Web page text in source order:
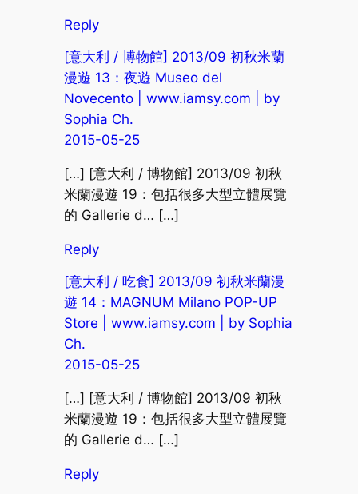
Reply
[意大利 / 博物館] 2013/09 初秋米蘭
漫遊 13：夜遊 Museo del
Novecento | www.iamsy.com | by
Sophia Ch.
2015-05-25
[…] [意大利 / 博物館] 2013/09 初秋
米蘭漫遊 19：包括很多大型立體展覽
的 Gallerie d… […]
Reply
[意大利 / 吃食] 2013/09 初秋米蘭漫
遊 14：MAGNUM Milano POP-UP
Store | www.iamsy.com | by Sophia
Ch.
2015-05-25
[…] [意大利 / 博物館] 2013/09 初秋
米蘭漫遊 19：包括很多大型立體展覽
的 Gallerie d… […]
Reply